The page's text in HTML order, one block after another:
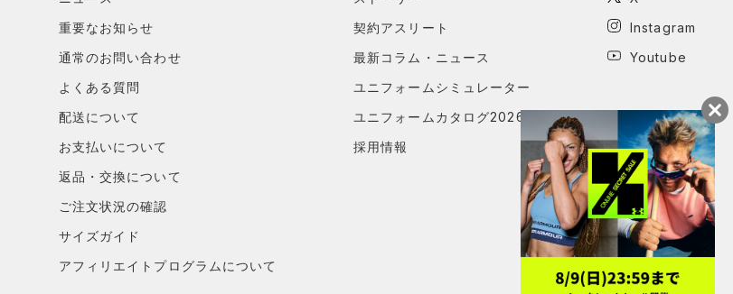
重要なお知らせ
通常のお問い合わせ
よくある質問
配送について
お支払いについて
返品・交換について
ご注文状況の確認
サイズガイド
アフィリエイトプログラムについて
契約アスリート
最新コラム・ニュース
ユニフォームシミュレーター
ユニフォームカタログ2026
採用情報
Instagram
Youtube